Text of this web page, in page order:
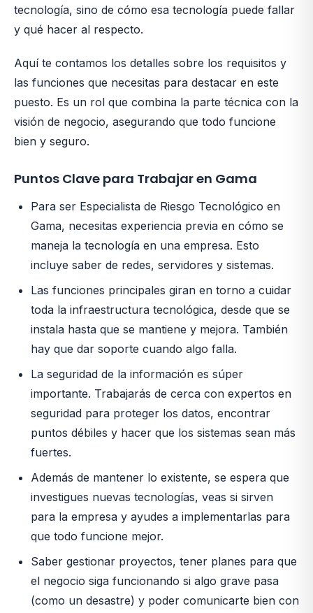
tecnología, sino de cómo esa tecnología puede fallar
y qué hacer al respecto.
Aquí te contamos los detalles sobre los requisitos y
las funciones que necesitas para destacar en este
puesto. Es un rol que combina la parte técnica con la
visión de negocio, asegurando que todo funcione
bien y seguro.
Puntos Clave para Trabajar en Gama
Para ser Especialista de Riesgo Tecnológico en
Gama, necesitas experiencia previa en cómo se
maneja la tecnología en una empresa. Esto
incluye saber de redes, servidores y sistemas.
Las funciones principales giran en torno a cuidar
toda la infraestructura tecnológica, desde que se
instala hasta que se mantiene y mejora. También
hay que dar soporte cuando algo falla.
La seguridad de la información es súper
importante. Trabajarás de cerca con expertos en
seguridad para proteger los datos, encontrar
puntos débiles y hacer que los sistemas sean más
fuertes.
Además de mantener lo existente, se espera que
investigues nuevas tecnologías, veas si sirven
para la empresa y ayudes a implementarlas para
que todo funcione mejor.
Saber gestionar proyectos, tener planes para que
el negocio siga funcionando si algo grave pasa
(como un desastre) y poder comunicarte bien con